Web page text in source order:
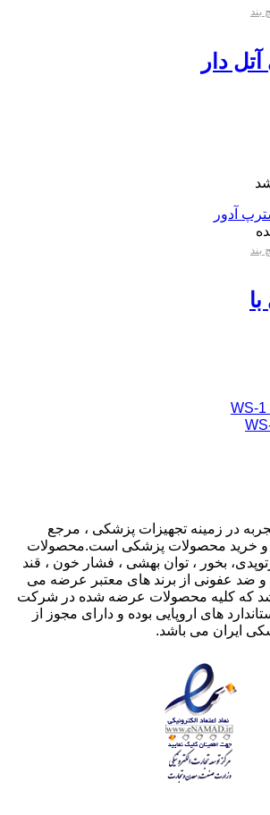
بند
دار
بند
در زمینه تجهیزات پزشکی ، مرجع
خرید محصولات پزشکی است.محصولات
بخور ، توان بهشی ، فشار خون ، قند
ضد عفونی از برند های معتبر عرضه می
که کلیه محصولات عرضه شده در شرکت
های اروپایی بوده و دارای مجوز از
ایران می باشد.